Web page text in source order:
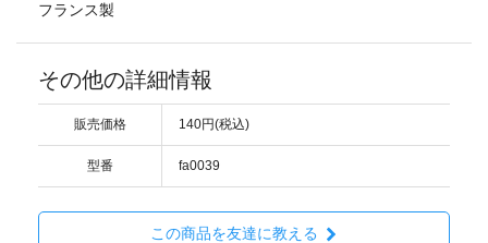
フランス製
その他の詳細情報
販売価格 140円(税込)
型番 fa0039
この商品を友達に教える